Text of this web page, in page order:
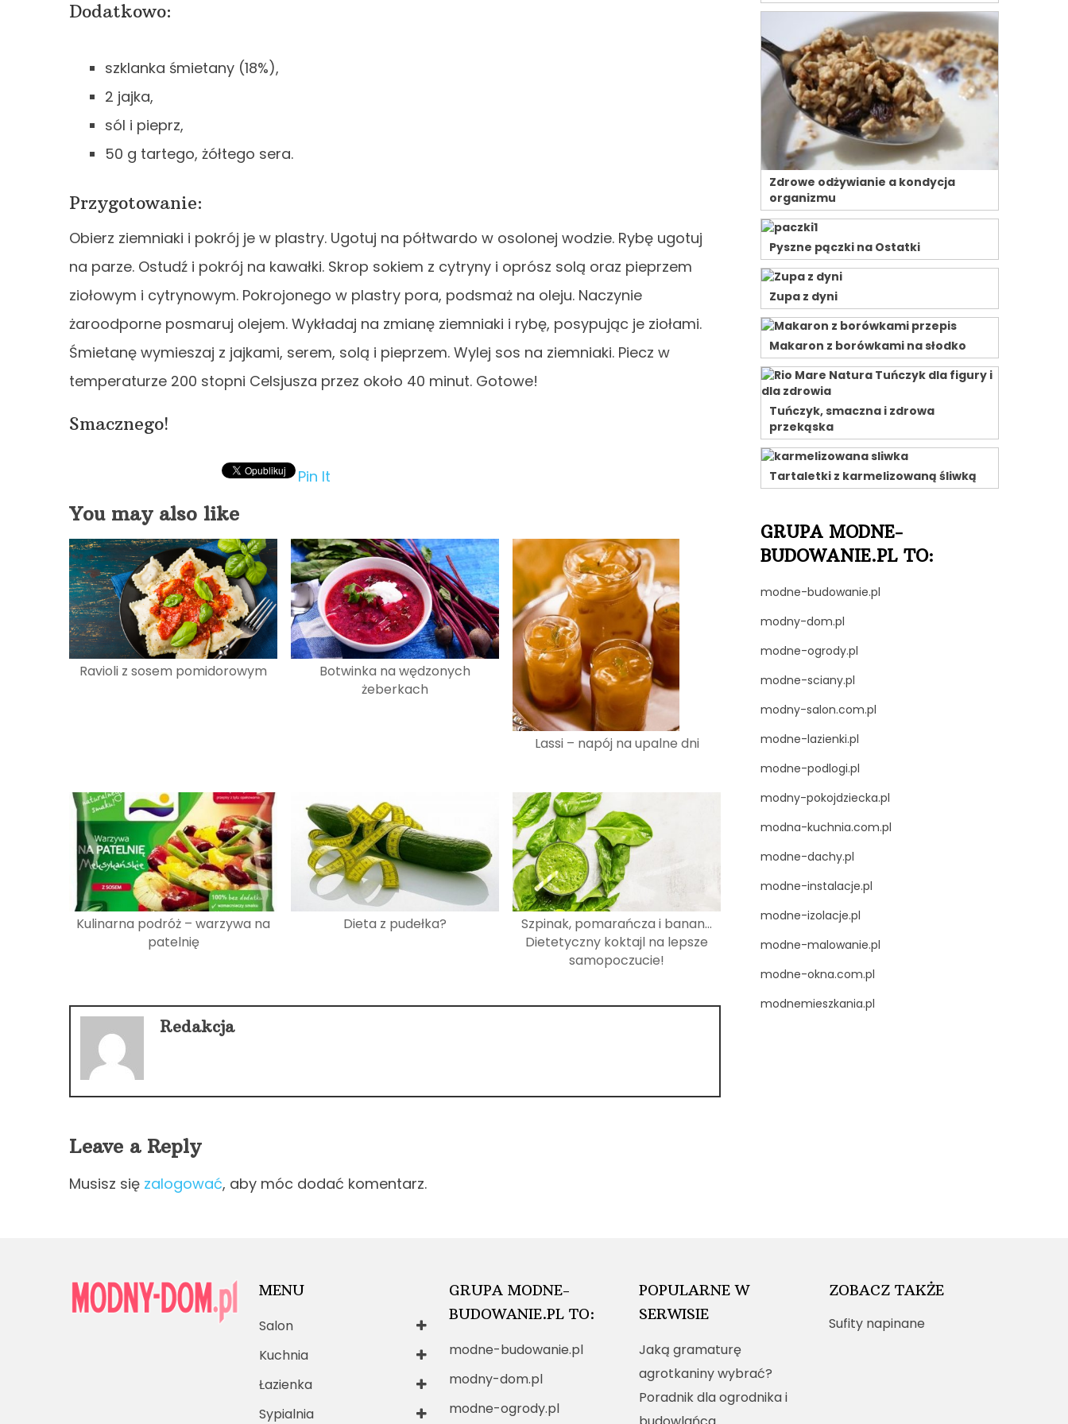
Dodatkowo:
szklanka śmietany (18%),
2 jajka,
sól i pieprz,
50 g tartego, żółtego sera.
Przygotowanie:
Obierz ziemniaki i pokrój je w plastry. Ugotuj na półtwardo w osolonej wodzie. Rybę ugotuj
na parze. Ostudź i pokrój na kawałki. Skrop sokiem z cytryny i oprósz solą oraz pieprzem
ziołowym i cytrynowym. Pokrojonego w plastry pora, podsmaż na oleju. Naczynie
żaroodporne posmaruj olejem. Wykładaj na zmianę ziemniaki i rybę, posypując je ziołami.
Śmietanę wymieszaj z jajkami, serem, solą i pieprzem. Wylej sos na ziemniaki. Piecz w
temperaturze 200 stopni Celsjusza przez około 40 minut. Gotowe!
Smacznego!
Pin It
You may also like
Ravioli z sosem pomidorowym
Botwinka na wędzonych
żeberkach
Lassi – napój na upalne dni
Kulinarna podróż – warzywa na
patelnię
Dieta z pudełka?
Szpinak, pomarańcza i banan…
Dietetyczny koktajl na lepsze
samopoczucie!
Redakcja
Leave a Reply
Musisz się zalogować, aby móc dodać komentarz.
Zdrowe odżywianie a kondycja
organizmu
Pyszne pączki na Ostatki
Zupa z dyni
Makaron z borówkami na słodko
Tuńczyk, smaczna i zdrowa
przekąska
Tartaletki z karmelizowaną śliwką
GRUPA MODNE-
BUDOWANIE.PL TO:
modne-budowanie.pl
modny-dom.pl
modne-ogrody.pl
modne-sciany.pl
modny-salon.com.pl
modne-lazienki.pl
modne-podlogi.pl
modny-pokojdziecka.pl
modna-kuchnia.com.pl
modne-dachy.pl
modne-instalacje.pl
modne-izolacje.pl
modne-malowanie.pl
modne-okna.com.pl
modnemieszkania.pl
MENU
Salon
Kuchnia
Łazienka
Sypialnia
GRUPA MODNE-
BUDOWANIE.PL TO:
modne-budowanie.pl
modny-dom.pl
modne-ogrody.pl
POPULARNE W
SERWISIE
Jaką gramaturę
agrotkaniny wybrać?
Poradnik dla ogrodnika i
ZOBACZ TAKŻE
Sufity napinane